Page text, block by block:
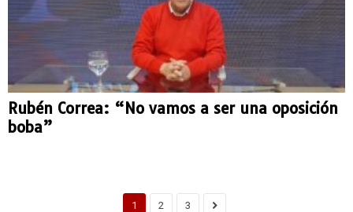
Rubén Correa: “No vamos a ser una oposición
boba”
1 2 3